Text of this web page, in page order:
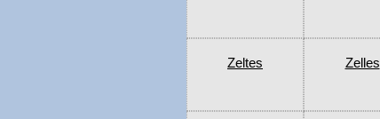
Zeltes Zelles